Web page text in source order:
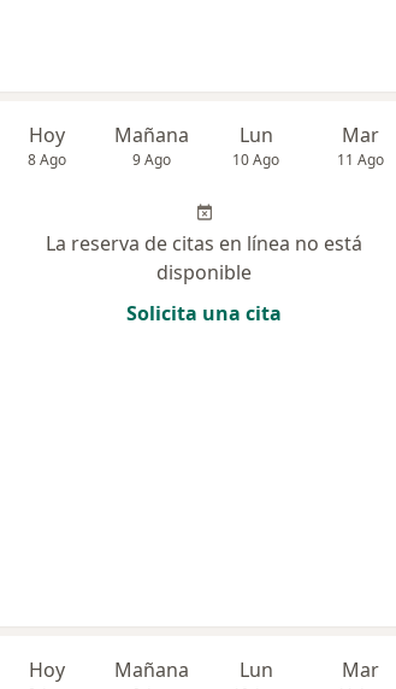
Hoy
8 Ago
Mañana
9 Ago
Lun
10 Ago
Mar
11 Ago
La reserva de citas en línea no está
disponible
Solicita una cita
Hoy Mañana Lun Mar